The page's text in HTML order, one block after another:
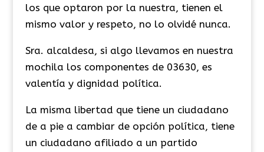
los que optaron por la nuestra, tienen el
mismo valor y respeto, no lo olvidé nunca.
Sra. alcaldesa, si algo llevamos en nuestra
mochila los componentes de 03630, es
valentía y dignidad política.
La misma libertad que tiene un ciudadano
de a pie a cambiar de opción política, tiene
un ciudadano afiliado a un partido